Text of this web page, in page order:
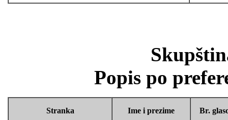
Popis po
Stranka Ime i prezime Br.